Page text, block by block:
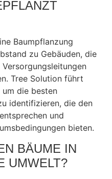
Baumpflanzung
zu Gebäuden, die
Tree Solution führt
die besten
identifizieren, die den
und
bieten.
BÄUME IN
UMWELT?